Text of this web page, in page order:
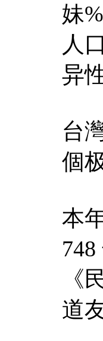
妹
人
异
台
個
本
《
道